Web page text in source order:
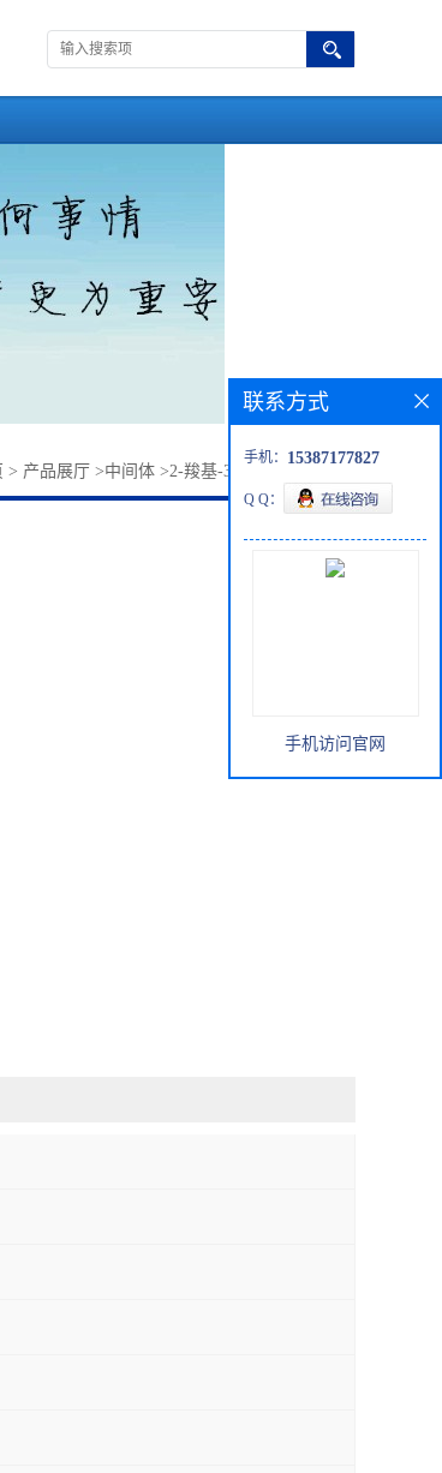
> 产品展厅 >中间体 >2-羧基-3-硝基苯甲酸乙酯
联系方式
手机： 15387177827
Q Q：
手机访问官网